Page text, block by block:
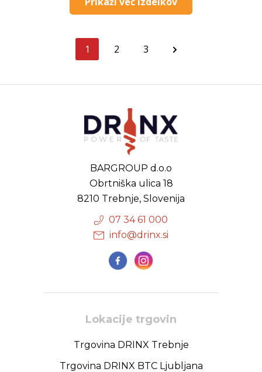
1 2 3
BARGROUP d.o.o
Obrtniška ulica 18
8210 Trebnje, Slovenija
07 34 61 000
info@drinx.si
Lokacije trgovin
Trgovina DRINX Trebnje
Trgovina DRINX BTC Ljubljana